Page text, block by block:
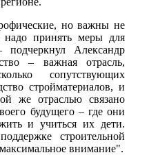
но важны не
принять меры для
подчеркнул Александр
– важная отрасль,
сопутствующих
стройматериалов, и
же отраслью связано
будущего – где они
и учиться их дети.
строительной
внимание".